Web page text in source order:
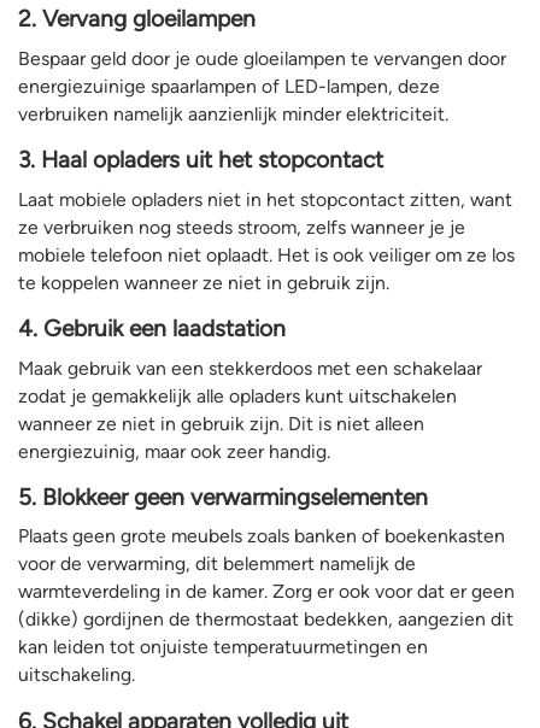
2. Vervang gloeilampen
Bespaar geld door je oude gloeilampen te vervangen door
energiezuinige spaarlampen of LED-lampen, deze
verbruiken namelijk aanzienlijk minder elektriciteit.
3. Haal opladers uit het stopcontact
Laat mobiele opladers niet in het stopcontact zitten, want
ze verbruiken nog steeds stroom, zelfs wanneer je je
mobiele telefoon niet oplaadt. Het is ook veiliger om ze los
te koppelen wanneer ze niet in gebruik zijn.
4. Gebruik een laadstation
Maak gebruik van een stekkerdoos met een schakelaar
zodat je gemakkelijk alle opladers kunt uitschakelen
wanneer ze niet in gebruik zijn. Dit is niet alleen
energiezuinig, maar ook zeer handig.
5. Blokkeer geen verwarmingselementen
Plaats geen grote meubels zoals banken of boekenkasten
voor de verwarming, dit belemmert namelijk de
warmteverdeling in de kamer. Zorg er ook voor dat er geen
(dikke) gordijnen de thermostaat bedekken, aangezien dit
kan leiden tot onjuiste temperatuurmetingen en
uitschakeling.
6. Schakel apparaten volledig uit